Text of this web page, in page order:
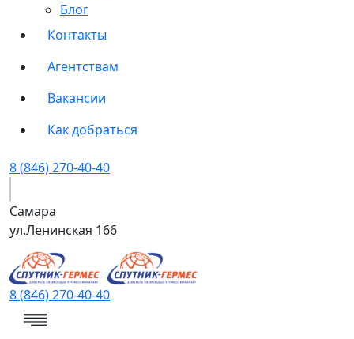
Блог
Контакты
Агентствам
Вакансии
Как добраться
8 (846) 270-40-40
Самара
ул.Ленинская 166
8 (846) 270-40-40